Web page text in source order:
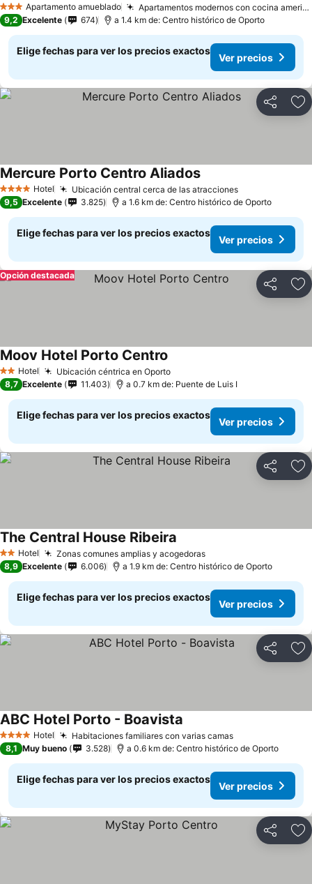
3 EstrellasApartamento amueblado Apartamentos modernos con cocina americana
9,2 Excelente 674 a 1.4 km de: Centro histórico de Oporto
Elige fechas para ver los precios exactos
Ver precios
Compartir
4 EstrellasHotel Ubicación central cerca de las atracciones
Mercure Porto Centro Aliados
9,5 Excelente 3.825 a 1.6 km de: Centro histórico de Oporto
Elige fechas para ver los precios exactos
Ver precios
Compartir
Opción destacada
2 Estrellas
Hotel Ubicación céntrica en Oporto
Moov Hotel Porto Centro
8,7 Excelente 11.403 a 0.7 km de: Puente de Luis I
Elige fechas para ver los precios exactos
Ver precios
Compartir
2 Estrellas
Hotel Zonas comunes amplias y acogedoras
The Central House Ribeira
8,9 Excelente 6.006 a 1.9 km de: Centro histórico de Oporto
Elige fechas para ver los precios exactos
Ver precios
Compartir
4 EstrellasHotel Habitaciones familiares con varias camas
ABC Hotel Porto - Boavista
8,1 Muy bueno 3.528 a 0.6 km de: Centro histórico de Oporto
Elige fechas para ver los precios exactos
Ver precios
Compartir